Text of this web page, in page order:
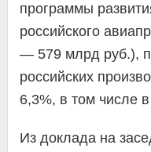
программы
российского
— 579 млрд руб.),
российских
6,3%, в том числе
Из доклада на